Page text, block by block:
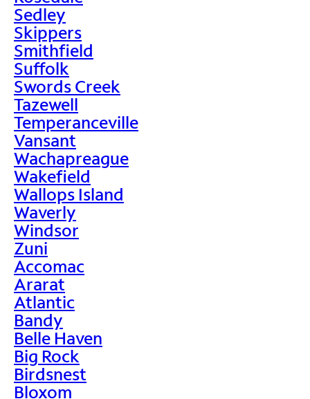
Sedley
Skippers
Smithfield
Suffolk
Swords Creek
Tazewell
Temperanceville
Vansant
Wachapreague
Wakefield
Wallops Island
Waverly
Windsor
Zuni
Accomac
Ararat
Atlantic
Bandy
Belle Haven
Big Rock
Birdsnest
Bloxom